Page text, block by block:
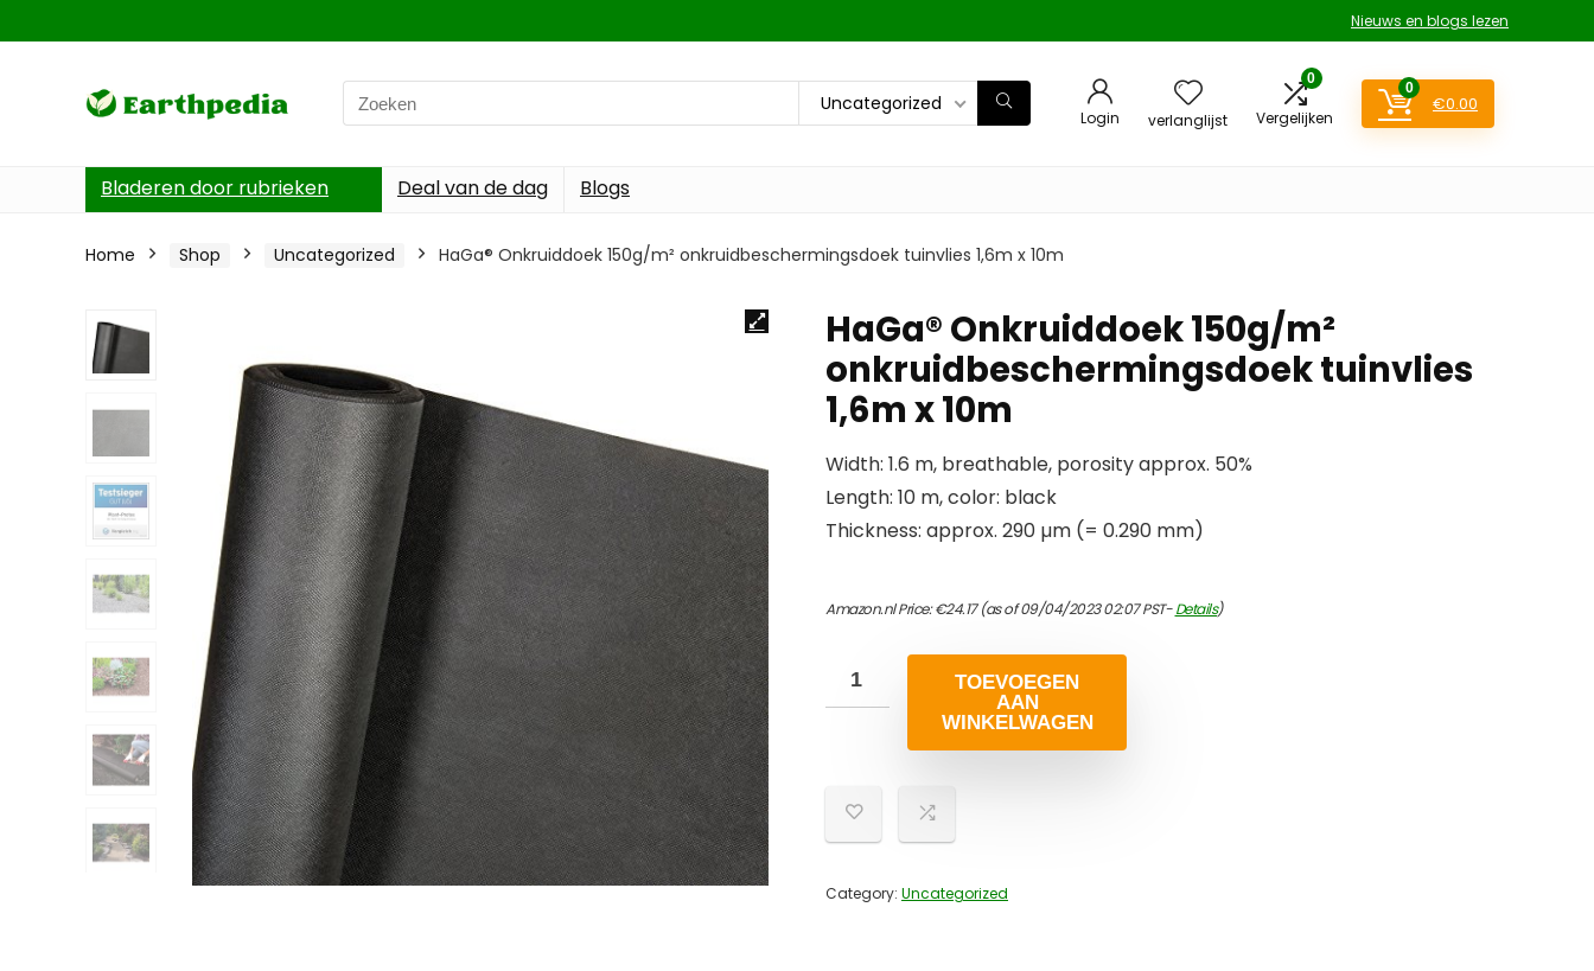
Nieuws en blogs lezen
Search
for:
Uncategorized
Login verlanglijst
0
Vergelijken
0
€0.00
Bladeren door rubrieken Deal van de dag Blogs
Home Shop Uncategorized HaGa® Onkruiddoek 150g/m² onkruidbeschermingsdoek tuinvlies 1,6m x 10m
HaGa® Onkruiddoek 150g/m²
onkruidbeschermingsdoek tuinvlies
1,6m x 10m
Width: 1.6 m, breathable, porosity approx. 50%
Length: 10 m, color: black
Thickness: approx. 290 µm (= 0.290 mm)
Amazon.nl Price:€24.17(as of 09/04/2023 02:07 PST-Details)
TOEVOEGEN
AAN
WINKELWAGEN
Category: Uncategorized